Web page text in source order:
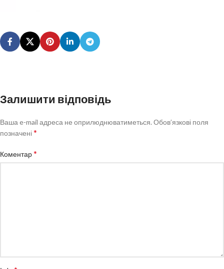
Залишити відповідь
Ваша e-mail адреса не оприлюднюватиметься. Обов’язкові поля
позначені*
Коментар*